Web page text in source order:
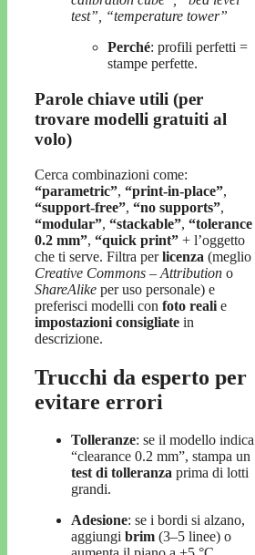
test”, “temperature tower”
Perché: profili perfetti =
stampe perfette.
Parole chiave utili (per
trovare modelli gratuiti al
volo)
Cerca combinazioni come:
“parametric”, “print-in-place”,
“support-free”, “no supports”,
“modular”, “stackable”, “tolerance
0.2 mm”, “quick print” + l’oggetto
che ti serve. Filtra perlicenza (meglio
Creative Commons – Attribution o
ShareAlike per uso personale) e
preferisci modelli con foto reali e
impostazioni consigliate in
descrizione.
Trucchi da esperto per
evitare errori
Tolleranze: se il modello indica
“clearance 0.2 mm”, stampa un
test di tolleranza prima di lotti
grandi.
Adesione: se i bordi si alzano,
aggiungi brim (3–5 linee) o